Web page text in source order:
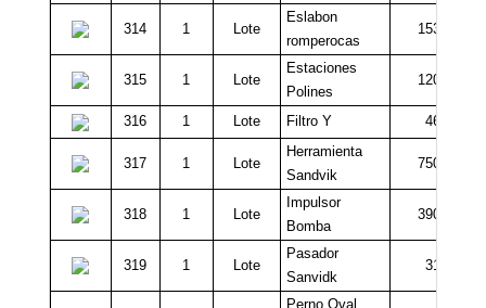
314 1 Lote
Eslabon
romperocas
153.000
315 1 Lote
Estaciones
Polines
120.000
316 1 Lote Filtro Y 46.000
317 1 Lote
Herramienta
Sandvik
750.000
318 1 Lote
Impulsor
Bomba
390.000
319 1 Lote
Pasador
Sanvidk
31.000
Perno Oval